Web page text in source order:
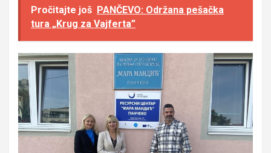
Pročitajte još PANČEVO: Održana pešačka
tura „Krug za Vajferta”